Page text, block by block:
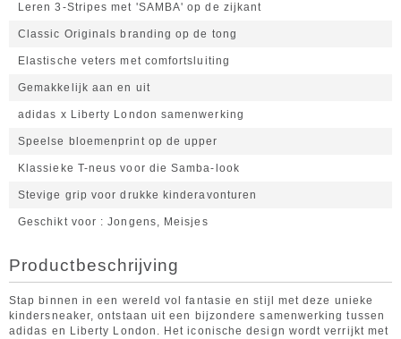
Leren 3-Stripes met 'SAMBA' op de zijkant
Classic Originals branding op de tong
Elastische veters met comfortsluiting
Gemakkelijk aan en uit
adidas x Liberty London samenwerking
Speelse bloemenprint op de upper
Klassieke T-neus voor die Samba-look
Stevige grip voor drukke kinderavonturen
Geschikt voor Jongens, Meisjes
Productbeschrijving
Stap binnen in een wereld vol fantasie en stijl met deze unieke
kindersneaker, ontstaan uit een bijzondere samenwerking tussen
adidas en Liberty London. Het iconische design wordt verrijkt met